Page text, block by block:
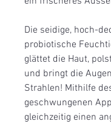
Die seidige, hoch-
probiotische
glättet die Haut,
und bringt die
Strahlen! Mithilfe
geschwungenen
gleichzeitig einen